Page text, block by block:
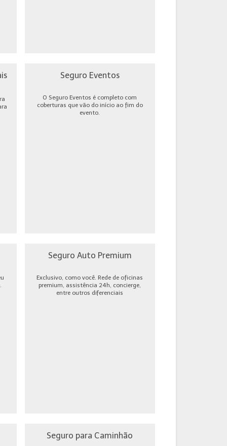
Seguro Eventos
O Seguro Eventos é completo com
coberturas que vão do início ao fim do
evento.
Seguro Auto Premium
Exclusivo, como você. Rede de oficinas
premium, assistência 24h, concierge,
entre outros diferenciais
Seguro para Caminhão